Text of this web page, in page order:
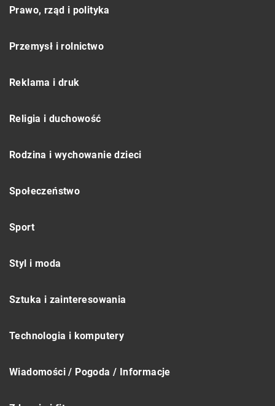
Prawo, rząd i polityka
Przemysł i rolnictwo
Reklama i druk
Religia i duchowość
Rodzina i wychowanie dzieci
Społeczeństwo
Sport
Styl i moda
Sztuka i zainteresowania
Technologia i komputery
Wiadomości / Pogoda / Informacje